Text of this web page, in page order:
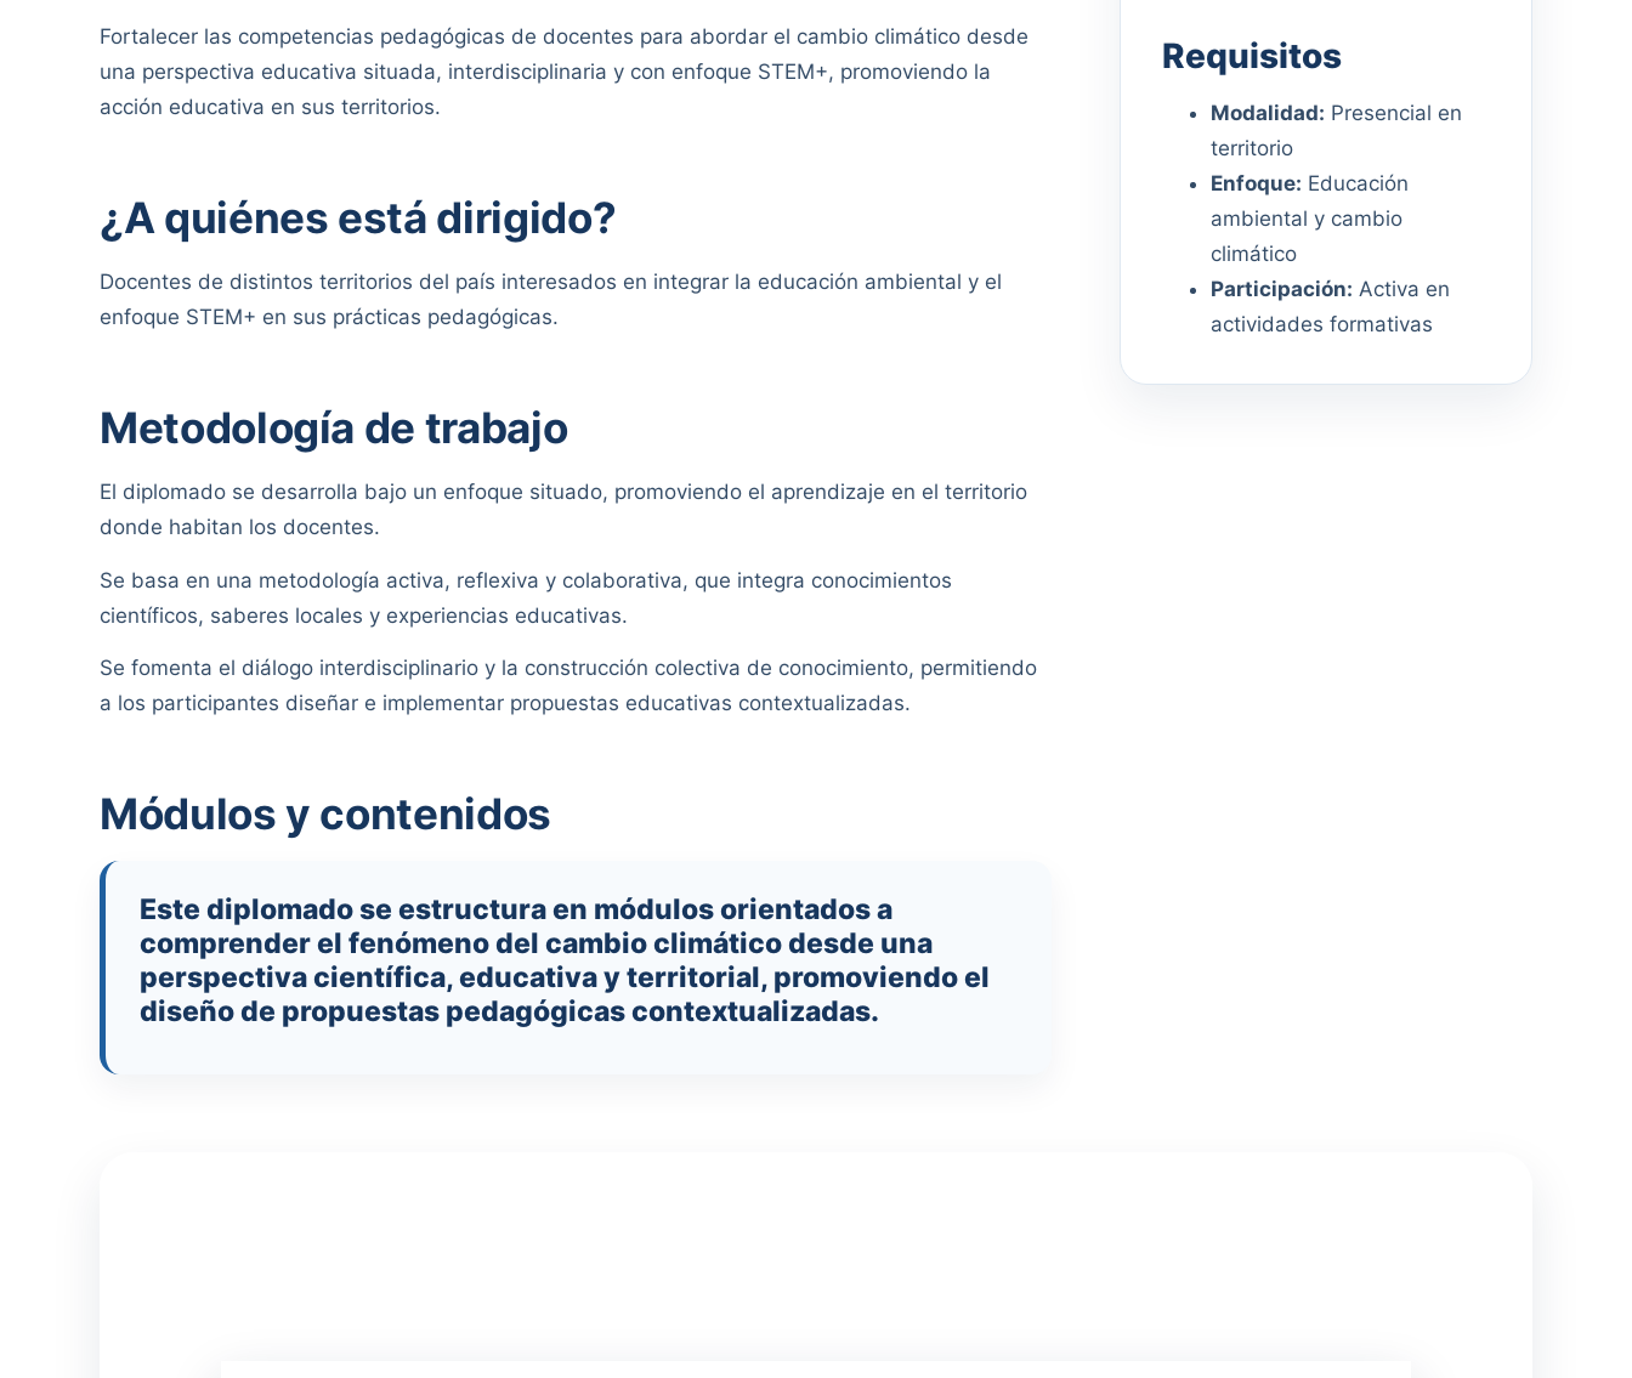
Fortalecer las competencias pedagógicas de docentes para abordar el cambio climático desde
una perspectiva educativa situada, interdisciplinaria y con enfoque STEM+, promoviendo la
acción educativa en sus territorios.
¿A quiénes está dirigido?
Docentes de distintos territorios del país interesados en integrar la educación ambiental y el
enfoque STEM+ en sus prácticas pedagógicas.
Metodología de trabajo
El diplomado se desarrolla bajo un enfoque situado, promoviendo el aprendizaje en el territorio
donde habitan los docentes.
Se basa en una metodología activa, reflexiva y colaborativa, que integra conocimientos
científicos, saberes locales y experiencias educativas.
Se fomenta el diálogo interdisciplinario y la construcción colectiva de conocimiento, permitiendo
a los participantes diseñar e implementar propuestas educativas contextualizadas.
Módulos y contenidos
Este diplomado se estructura en módulos orientados a
comprender el fenómeno del cambio climático desde una
perspectiva científica, educativa y territorial, promoviendo el
diseño de propuestas pedagógicas contextualizadas.
Requisitos
Modalidad: Presencial en
territorio
Enfoque: Educación
ambiental y cambio
climático
Participación: Activa en
actividades formativas